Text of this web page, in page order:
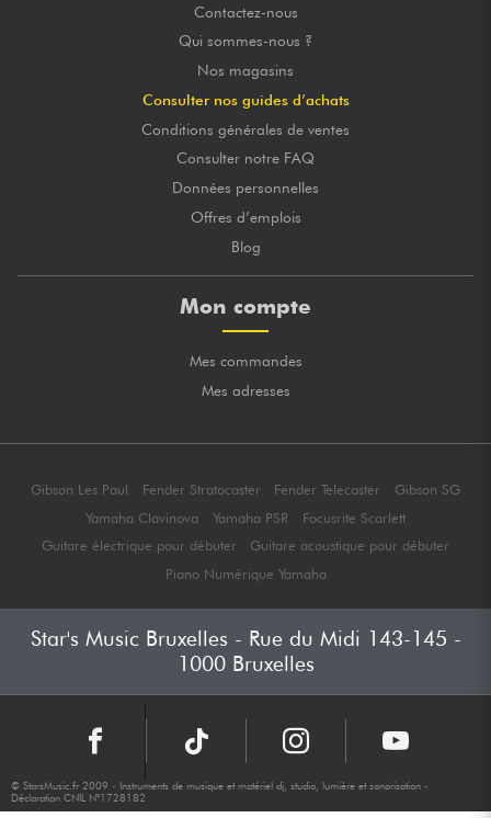
Contactez-nous
Qui sommes-nous ?
Nos magasins
Consulter nos guides d’achats
Conditions générales de ventes
Consulter notre FAQ
Données personnelles
Offres d’emplois
Blog
Mon compte
Mes commandes
Mes adresses
Gibson Les Paul Fender Stratocaster Fender Telecaster
Gibson SG
Yamaha Clavinova
Yamaha PSR
Focusrite Scarlett
Guitare électrique pour débuter
Guitare acoustique pour débuter
Piano Numérique Yamaha
Star's Music Bruxelles - Rue du Midi 143-145 -
1000 Bruxelles
© StarsMusic.fr 2009 - Instruments de musique et matériel dj, studio, lumière et sonorisation -
Déclaration CNIL N°1728182